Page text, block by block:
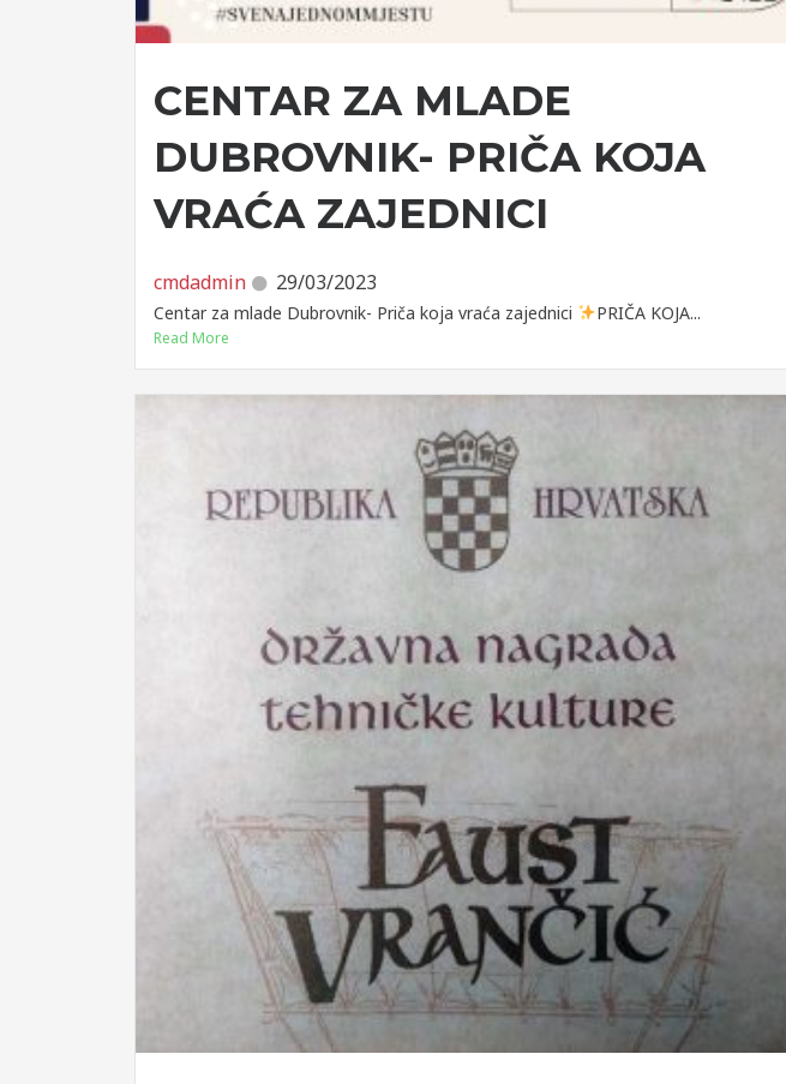
CENTAR ZA MLADE
DUBROVNIK- PRIČA KOJA
VRAĆA ZAJEDNICI
cmdadmin 29/03/2023
Centar za mlade Dubrovnik- Priča koja vraća zajednici PRIČA KOJA...
Read More